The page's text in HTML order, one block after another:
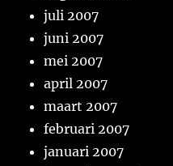
juli 2007
juni 2007
mei 2007
april 2007
maart 2007
februari 2007
januari 2007